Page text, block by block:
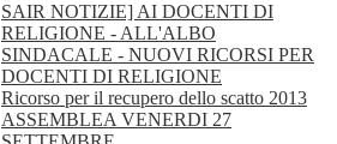
SAIR NOTIZIE] AI DOCENTI DI
RELIGIONE - ALL'ALBO
SINDACALE - NUOVI RICORSI PER
DOCENTI DI RELIGIONE
Ricorso per il recupero dello scatto 2013
ASSEMBLEA VENERDI 27